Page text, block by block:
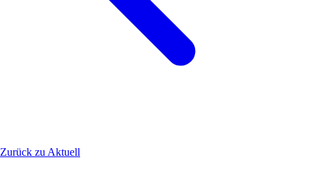
Zurück zu Aktuell